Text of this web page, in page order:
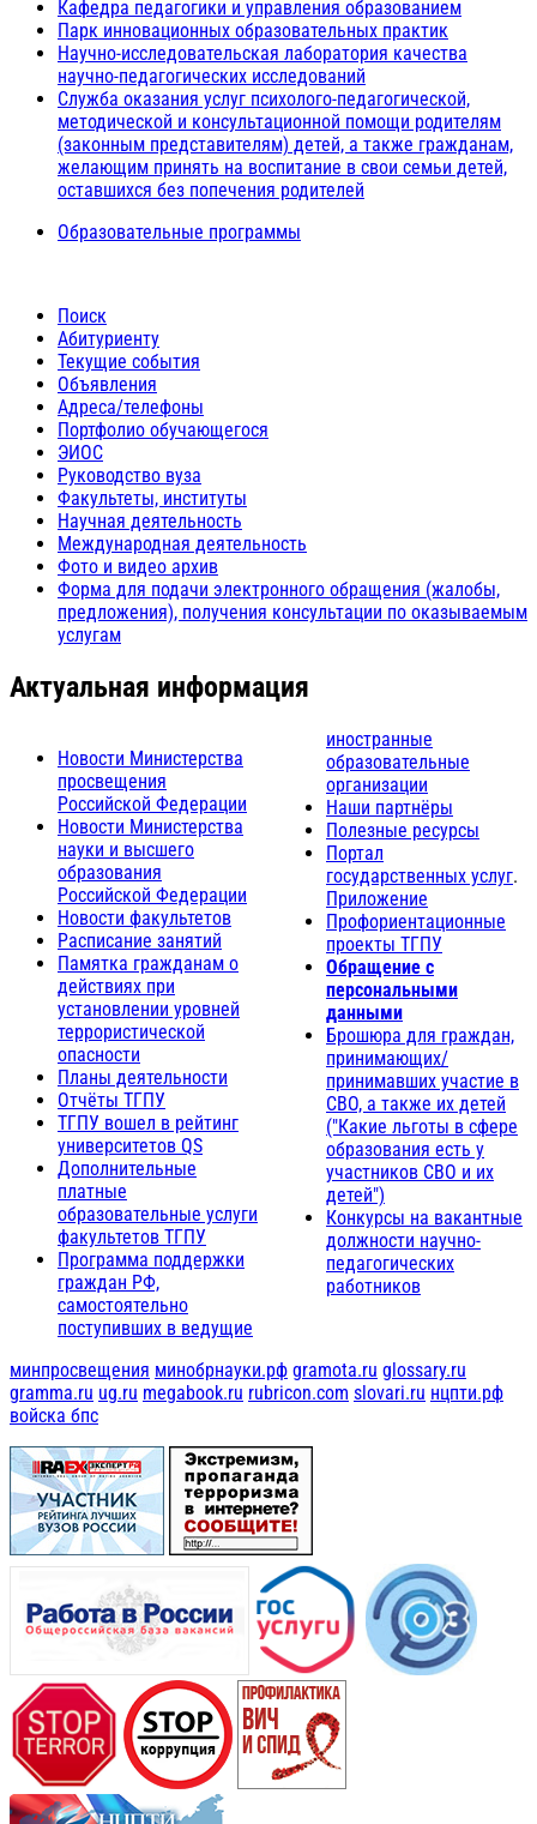
Кафедра педагогики и управления образованием
Парк инновационных образовательных практик
Научно-исследовательская лаборатория качества
научно-педагогических исследований
Служба оказания услуг психолого-педагогической,
методической и консультационной помощи родителям
(законным представителям) детей, а также гражданам,
желающим принять на воспитание в свои семьи детей,
оставшихся без попечения родителей
Образовательные программы
Поиск
Абитуриенту
Текущие события
Объявления
Адреса/телефоны
Портфолио обучающегося
ЭИОС
Руководство вуза
Факультеты, институты
Научная деятельность
Международная деятельность
Фото и видео архив
Форма для подачи электронного обращения (жалобы,
предложения), получения консультации по оказываемым
услугам
Актуальная информация
Новости Министерства
просвещения
Российской Федерации
Новости Министерства
науки и высшего
образования
Российской Федерации
Новости факультетов
Расписание занятий
Памятка гражданам о
действиях при
установлении уровней
террористической
опасности
Планы деятельности
Отчёты ТГПУ
ТГПУ вошел в рейтинг
университетов QS
Дополнительные
платные
образовательные услуги
факультетов ТГПУ
Программа поддержки
граждан РФ,
самостоятельно
поступивших в ведущие
иностранные
образовательные
организации
Наши партнёры
Полезные ресурсы
Портал
государственных услуг.
Приложение
Профориентационные
проекты ТГПУ
Обращение с
персональными
данными
Брошюра для граждан,
принимающих/
принимавших участие в
СВО, а также их детей
("Какие льготы в сфере
образования есть у
участников СВО и их
детей")
Конкурсы на вакантные
должности научно-
педагогических
работников
минпросвещения минобрнауки.рф gramota.ru glossary.ru
gramma.ru ug.ru megabook.ru rubricon.com slovari.ru нцпти.рф
войска бпс